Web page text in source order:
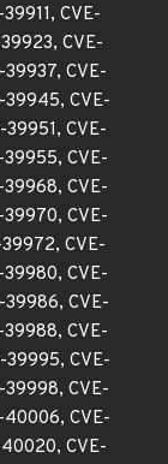
CVE-
CVE-
CVE-
CVE-
CVE-
CVE-
CVE-
CVE-
CVE-
CVE-
CVE-
CVE-
CVE-
CVE-
CVE-
CVE-